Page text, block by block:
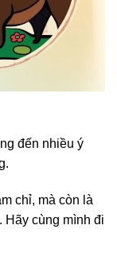
đến nhiều ý
chỉ, mà còn là
Hãy cùng mình đi